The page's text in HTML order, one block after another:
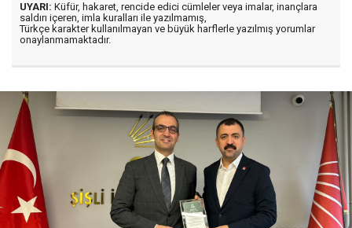
UYARI: Küfür, hakaret, rencide edici cümleler veya imalar, inançlara
saldırı içeren, imla kuralları ile yazılmamış,
Türkçe karakter kullanılmayan ve büyük harflerle yazılmış yorumlar
onaylanmamaktadır.